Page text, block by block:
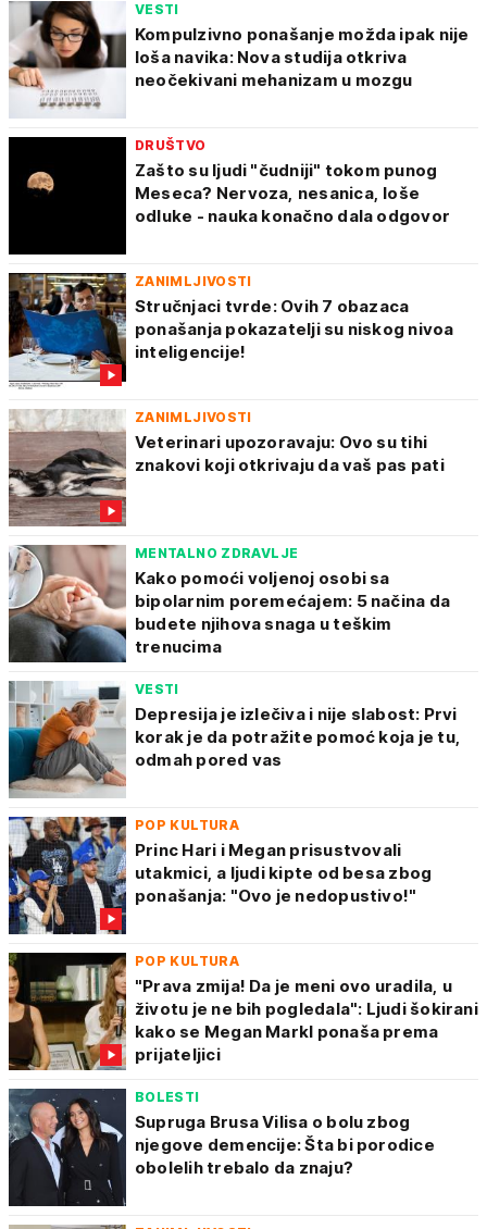
VESTI
Kompulzivno ponašanje možda ipak nije
loša navika: Nova studija otkriva
neočekivani mehanizam u mozgu
DRUŠTVO
Zašto su ljudi "čudniji" tokom punog
Meseca? Nervoza, nesanica, loše
odluke - nauka konačno dala odgovor
ZANIMLJIVOSTI
Stručnjaci tvrde: Ovih 7 obazaca
ponašanja pokazatelji su niskog nivoa
inteligencije!
ZANIMLJIVOSTI
Veterinari upozoravaju: Ovo su tihi
znakovi koji otkrivaju da vaš pas pati
MENTALNO ZDRAVLJE
Kako pomoći voljenoj osobi sa
bipolarnim poremećajem: 5 načina da
budete njihova snaga u teškim
trenucima
VESTI
Depresija je izlečiva i nije slabost: Prvi
korak je da potražite pomoć koja je tu,
odmah pored vas
POP KULTURA
Princ Hari i Megan prisustvovali
utakmici, a ljudi kipte od besa zbog
ponašanja: "Ovo je nedopustivo!"
POP KULTURA
"Prava zmija! Da je meni ovo uradila, u
životu je ne bih pogledala": Ljudi šokirani
kako se Megan Markl ponaša prema
prijateljici
BOLESTI
Supruga Brusa Vilisa o bolu zbog
njegove demencije: Šta bi porodice
obolelih trebalo da znaju?